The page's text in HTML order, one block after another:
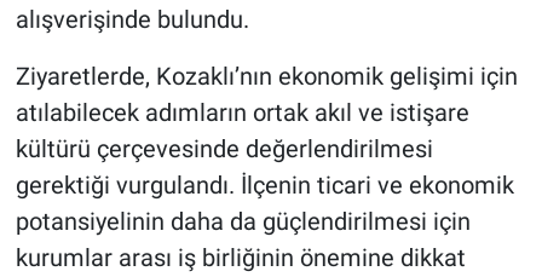
alışverişinde bulundu.
Ziyaretlerde, Kozaklı’nın ekonomik gelişimi için
atılabilecek adımların ortak akıl ve istişare
kültürü çerçevesinde değerlendirilmesi
gerektiği vurgulandı. İlçenin ticari ve ekonomik
potansiyelinin daha da güçlendirilmesi için
kurumlar arası iş birliğinin önemine dikkat